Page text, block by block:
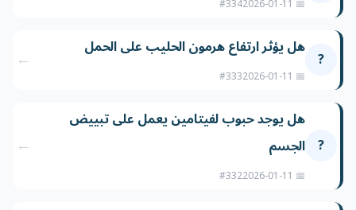
📅 2026-01-11
#334
? هل يؤثر ارتفاع هرمون الحليب على الحمل
📅 2026-01-11
#333
←
?
هل يوجد حبوب لفيتامين يعمل على تبييض
الجسم
📅 2026-01-11
#332
←